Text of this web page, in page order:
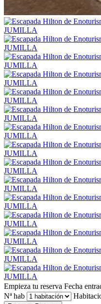
Empieza tu reserva Fecha
Nª hab